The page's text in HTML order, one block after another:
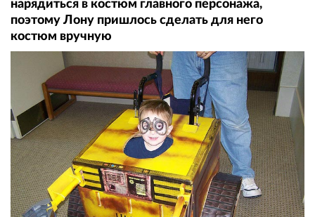
нарядиться в костюм главного персонажа,
поэтому Лону пришлось сделать для него
костюм вручную